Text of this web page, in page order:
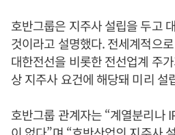
호반그룹은 지주사 설립을 두고
것이라고 설명했다. 전세계적으
대한전선을 비롯한 전선업계 주
상 지주사 요건에 해당돼 미리 설
호반그룹 관계자는 “계열분리나